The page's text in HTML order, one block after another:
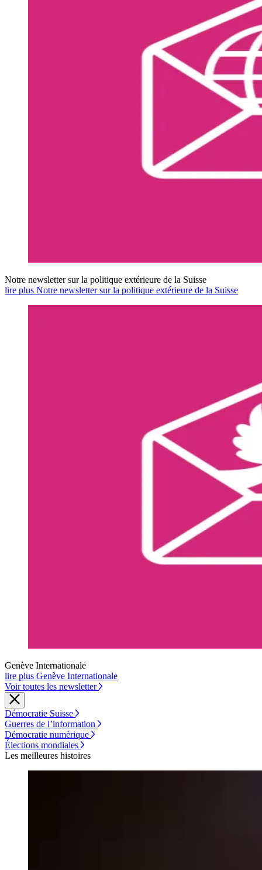
Notre newsletter sur la politique extérieure de la Suisse
lire plus Notre newsletter sur la politique extérieure de la Suisse
Genève Internationale
lire plus Genève Internationale
Voir toutes les newsletter
Démocratie Suisse
Guerres de l’information
Démocratie numérique
Élections mondiales
Les meilleures histoires